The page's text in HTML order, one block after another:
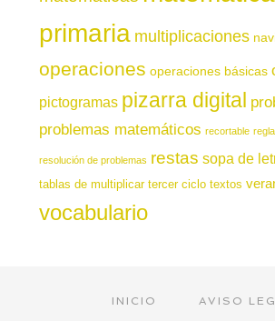
primaria multiplicaciones
operaciones operaciones básicas
pictogramas pizarra digital
problemas matemáticos recortable
resolución de problemas restas sopa de
tablas de multiplicar tercer ciclo textos
vocabulario
INICIO
AVISO